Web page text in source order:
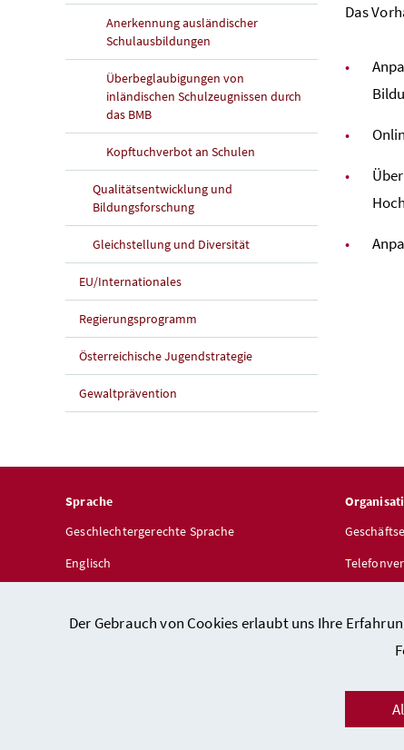
Der Gebrauch von Cookies erlaubt uns Ihre
Anerkennung ausländischer
Schulausbildungen
Überbeglaubigungen von
inländischen Schulzeugnissen durch
das BMB
Kopftuchverbot an Schulen
Qualitätsentwicklung und
Bildungsforschung
Gleichstellung und Diversität
EU/Internationales
Regierungsprogramm
Österreichische Jugendstrategie
Gewaltprävention
Das
Sprache
Geschlechtergerechte Sprache
Englisch